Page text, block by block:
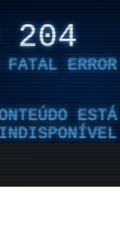
204
INDISPONÍVEL